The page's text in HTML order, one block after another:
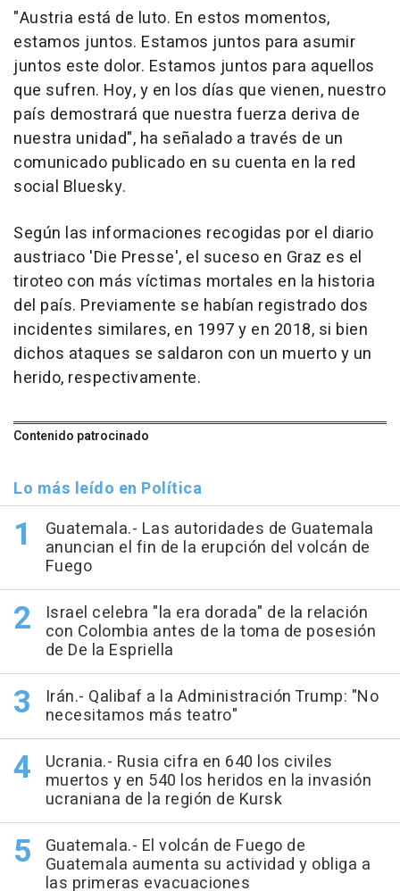
"Austria está de luto. En estos momentos,
estamos juntos. Estamos juntos para asumir
juntos este dolor. Estamos juntos para aquellos
que sufren. Hoy, y en los días que vienen, nuestro
país demostrará que nuestra fuerza deriva de
nuestra unidad", ha señalado a través de un
comunicado publicado en su cuenta en la red
social Bluesky.
Según las informaciones recogidas por el diario
austriaco 'Die Presse', el suceso en Graz es el
tiroteo con más víctimas mortales en la historia
del país. Previamente se habían registrado dos
incidentes similares, en 1997 y en 2018, si bien
dichos ataques se saldaron con un muerto y un
herido, respectivamente.
Contenido patrocinado
Lo más leído en Política
Guatemala.- Las autoridades de Guatemala
anuncian el fin de la erupción del volcán de
Fuego
Israel celebra "la era dorada" de la relación
con Colombia antes de la toma de posesión
de De la Espriella
Irán.- Qalibaf a la Administración Trump: "No
necesitamos más teatro"
Ucrania.- Rusia cifra en 640 los civiles
muertos y en 540 los heridos en la invasión
ucraniana de la región de Kursk
Guatemala.- El volcán de Fuego de
Guatemala aumenta su actividad y obliga a
las primeras evacuaciones